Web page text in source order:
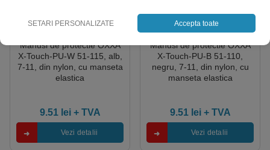
Manusi de protectie OXXA
X-Touch-PU-W 51-115, alb,
7-11, din nylon, cu manseta
elastica
9.51 lei+ TVA
Vezi detalii
Manusi de protectie OXXA
X-Touch-PU-B 51-110,
negru, 7-11, din nylon, cu
manseta elastica
9.51 lei+ TVA
Vezi detalii
SETARI PERSONALIZATE Accepta toate